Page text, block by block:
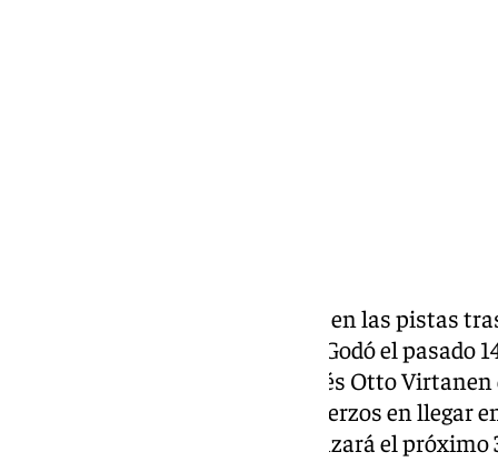
Carlos Alcaraz ya está de vuelta en las pistas
tuvo que retirarse del Conde de Godó el pasado
enfrentamiento ante el finlandés Otto Virtanen
entonces, centra todos sus esfuerzos en llegar
posibles al US Open, que comenzará el